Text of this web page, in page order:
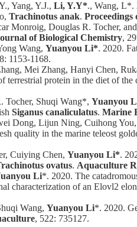
Yang, Y.J., Li, Y.Y*., Wang, L*.
Trachinotus anak. Proceedings
Monroig, Douglas R. Tocher, and
of Biological Chemistry,
Wang, Yuanyou Li*. 2020.
1153-1168.
Mei Zhang, Hanyi Chen,
protein in the diet of the
Tocher, Shuqi Wang*, Yuanyou
Siganus canaliculatus. Marine
Dong, Lijun Ning, Cuihong
quality in the marine teleost
Cuiying Chen, Yuanyou Li*.
ovatus. Aquaculture
Li*. 2020. The
characterization of an Elovl2
Wang, Yuanyou Li*. 2020.
, 522: 735127.